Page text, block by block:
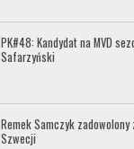
PK#48: Kandydat na MVD
Safarzyński
Remek Samczyk zadowolony
Szwecji